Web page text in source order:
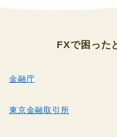
FXで困った
金融庁
東京金融取引所